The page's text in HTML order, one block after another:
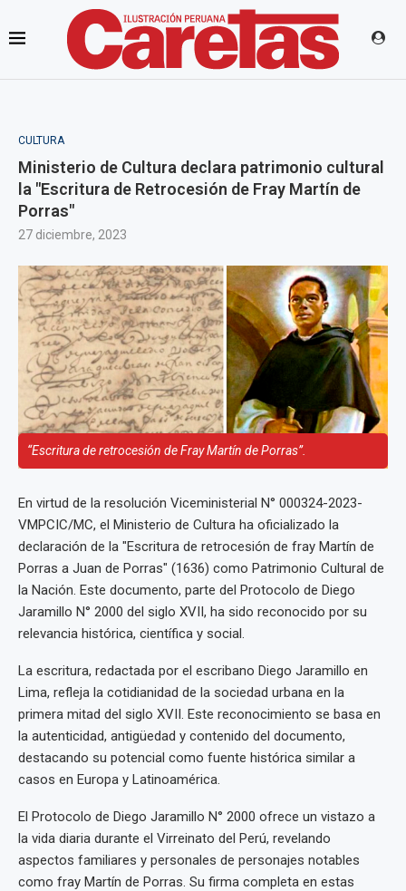
CULTURA
Ministerio de Cultura declara patrimonio cultural
la "Escritura de Retrocesión de Fray Martín de
Porras"
27 diciembre, 2023
“Escritura de retrocesión de Fray Martín de Porras”.
En virtud de la resolución Viceministerial N° 000324-2023-
VMPCIC/MC, el Ministerio de Cultura ha oficializado la
declaración de la "Escritura de retrocesión de fray Martín de
Porras a Juan de Porras" (1636) como Patrimonio Cultural de
la Nación. Este documento, parte del Protocolo de Diego
Jaramillo N° 2000 del siglo XVII, ha sido reconocido por su
relevancia histórica, científica y social.
La escritura, redactada por el escribano Diego Jaramillo en
Lima, refleja la cotidianidad de la sociedad urbana en la
primera mitad del siglo XVII. Este reconocimiento se basa en
la autenticidad, antigüedad y contenido del documento,
destacando su potencial como fuente histórica similar a
casos en Europa y Latinoamérica.
El Protocolo de Diego Jaramillo N° 2000 ofrece un vistazo a
la vida diaria durante el Virreinato del Perú, revelando
aspectos familiares y personales de personajes notables
como fray Martín de Porras. Su firma completa en estas